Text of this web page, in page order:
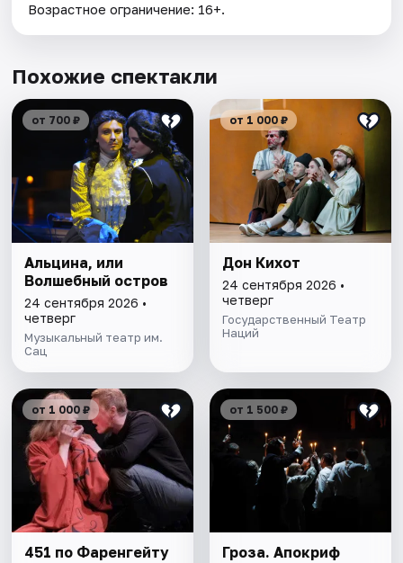
Возрастное ограничение: 16+.
Похожие спектакли
от 700 ₽
Альцина, или
Волшебный остров
24 сентября 2026 •
четверг
Музыкальный театр им.
Сац
от 1 000 ₽
Дон Кихот
24 сентября 2026 •
четверг
Государственный Театр
Наций
от 1 000 ₽
451 по Фаренгейту
от 1 500 ₽
Гроза. Апокриф